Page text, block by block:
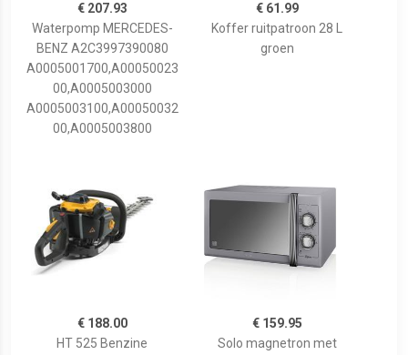
€ 207.93
Waterpomp MERCEDES-
BENZ A2C3997390080
A0005001700,A00050023
00,A0005003000
A0005003100,A00050032
00,A0005003800
€ 61.99
Koffer ruitpatroon 28 L
groen
€ 188.00
HT 525 Benzine
€ 159.95
Solo magnetron met